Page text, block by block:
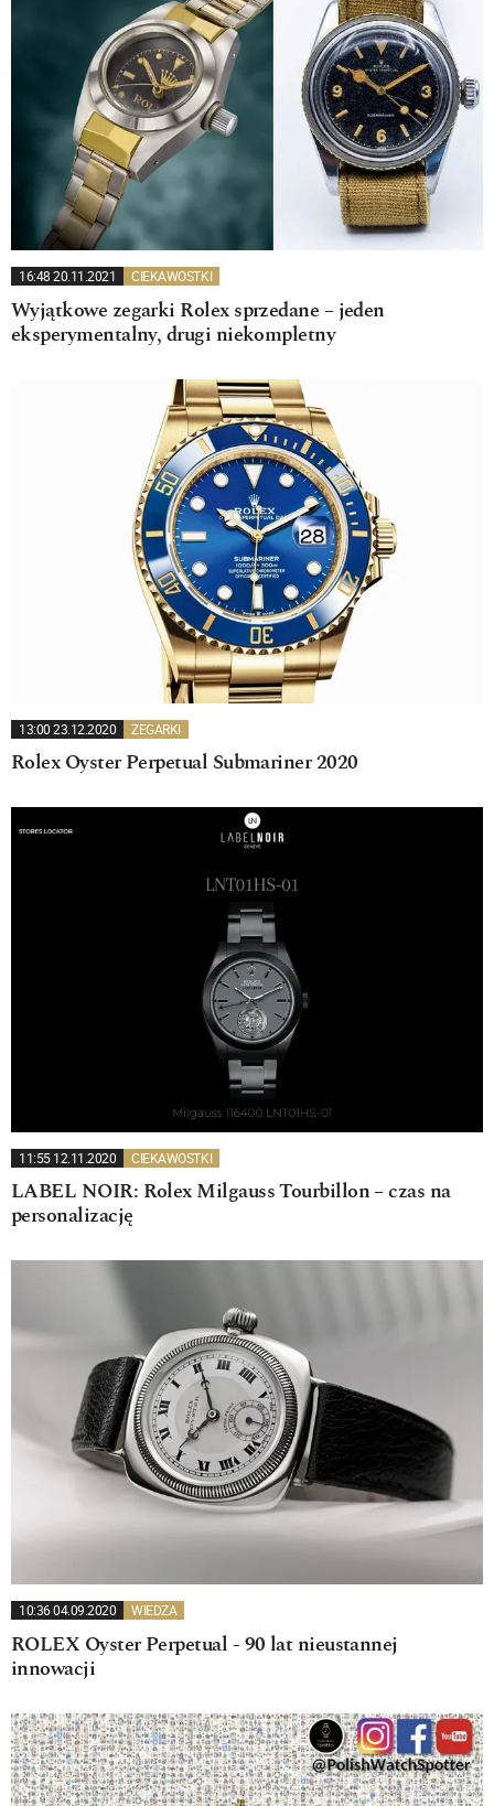
16:48 20.11.2021 CIEKAWOSTKI
Wyjątkowe zegarki Rolex sprzedane – jeden
eksperymentalny, drugi niekompletny
13:00 23.12.2020 ZEGARKI
Rolex Oyster Perpetual Submariner 2020
11:55 12.11.2020 CIEKAWOSTKI
LABEL NOIR: Rolex Milgauss Tourbillon – czas na
personalizację
10:36 04.09.2020 WIEDZA
ROLEX Oyster Perpetual - 90 lat nieustannej
innowacji